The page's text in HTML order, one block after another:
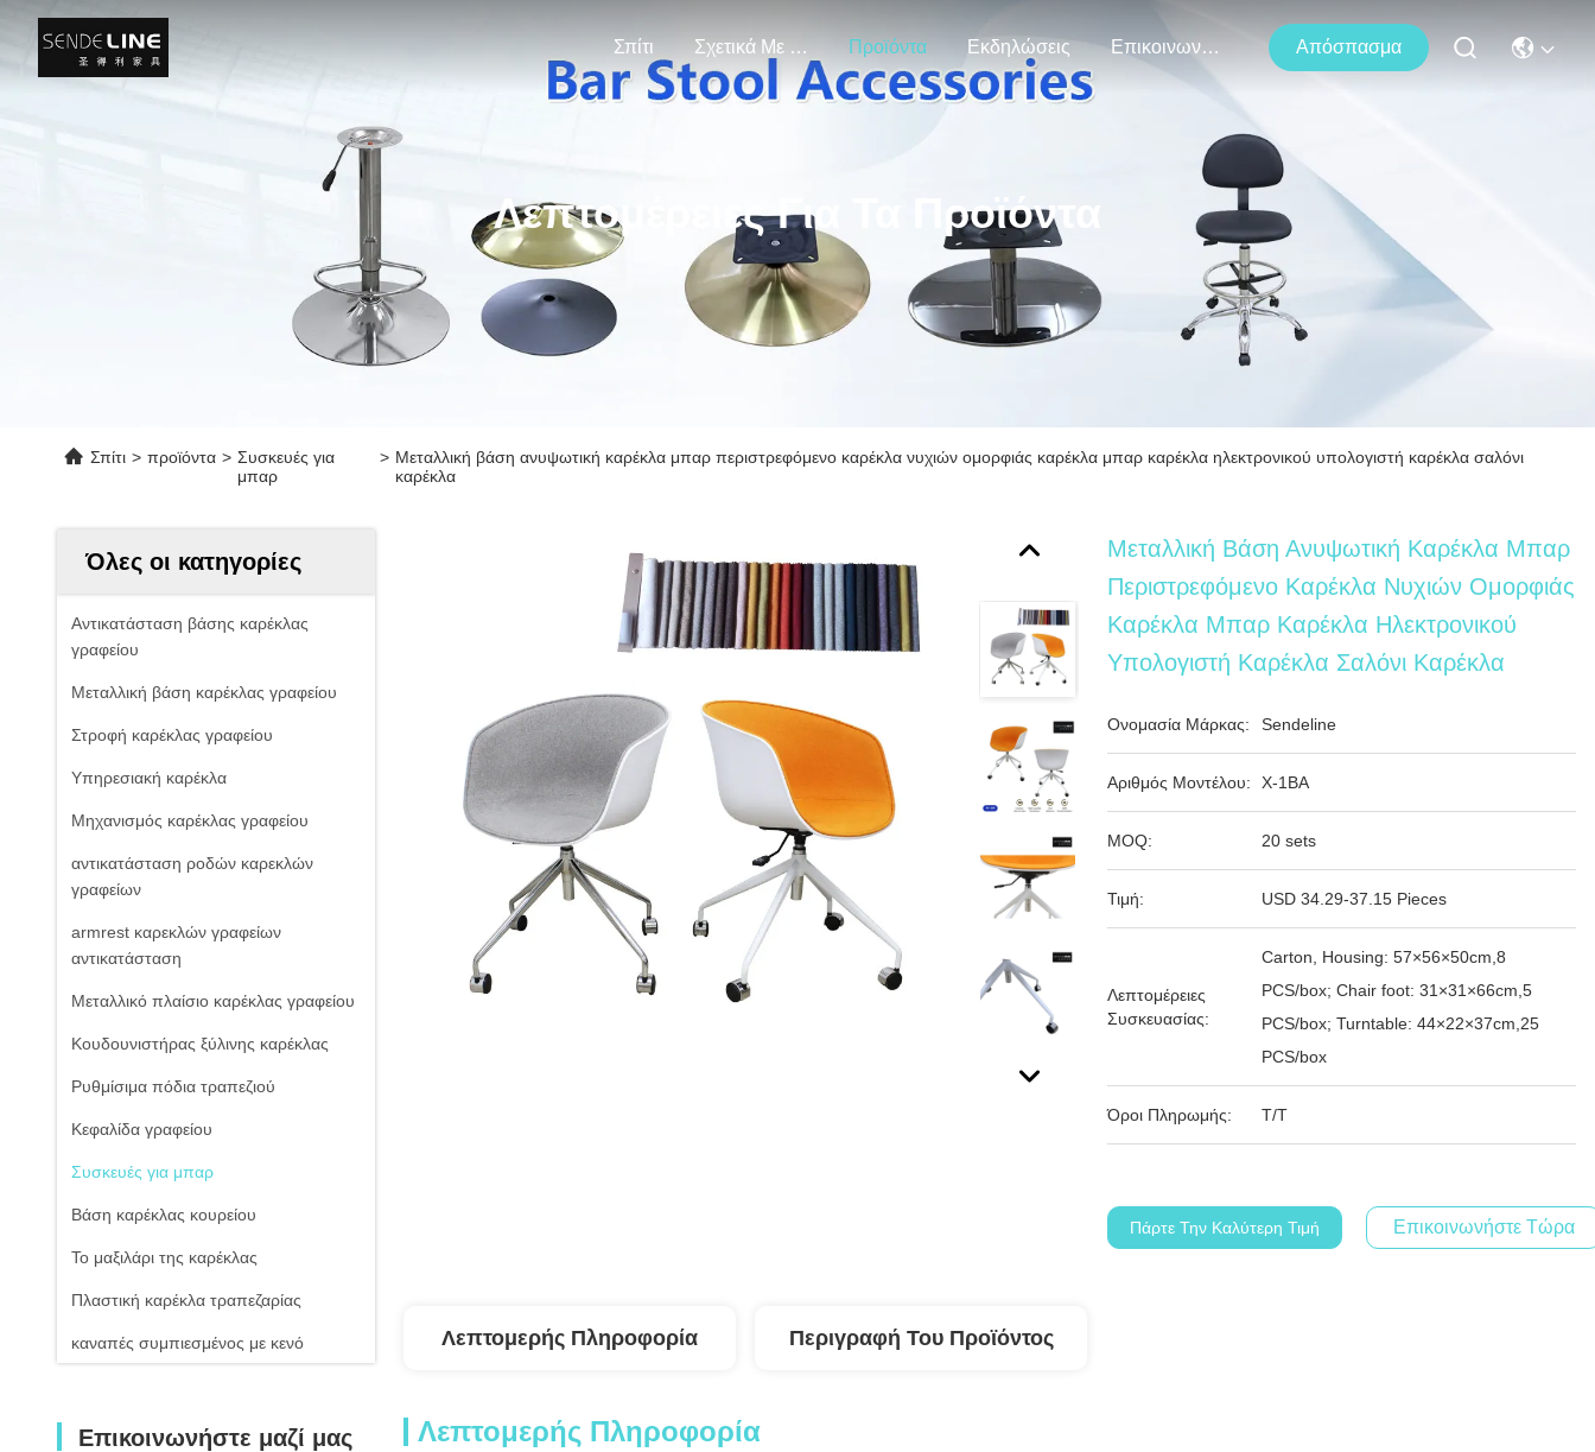
Σπίτι Σχετικά Με Εμάς Προϊόντα Εκδηλώσεις Επικοινωνήστε Μαζί Μας Απόσπασμα
Λεπτομέρειες Για Τα Προϊόντα
Σπίτι > προϊόντα > Συσκευές για
μπαρ
> Μεταλλική βάση ανυψωτική καρέκλα μπαρ περιστρεφόμενο καρέκλα νυχιών ομορφιάς καρέκλα μπαρ καρέκλα ηλεκτρονικού υπολογιστή καρέκλα σαλόνι
καρέκλα
Όλες οι κατηγορίες
Αντικατάσταση βάσης καρέκλας
γραφείου
Μεταλλική βάση καρέκλας γραφείου
Στροφή καρέκλας γραφείου
Υπηρεσιακή καρέκλα
Μηχανισμός καρέκλας γραφείου
αντικατάσταση ροδών καρεκλών
γραφείων
armrest καρεκλών γραφείων
αντικατάσταση
Μεταλλικό πλαίσιο καρέκλας γραφείου
Κουδουνιστήρας ξύλινης καρέκλας
Ρυθμίσιμα πόδια τραπεζιού
Κεφαλίδα γραφείου
Συσκευές για μπαρ
Βάση καρέκλας κουρείου
Το μαξιλάρι της καρέκλας
Πλαστική καρέκλα τραπεζαρίας
καναπές συμπιεσμένος με κενό
Επικοινωνήστε μαζί μας
Μεταλλική Βάση Ανυψωτική Καρέκλα Μπαρ
Περιστρεφόμενο Καρέκλα Νυχιών Ομορφιάς
Καρέκλα Μπαρ Καρέκλα Ηλεκτρονικού
Υπολογιστή Καρέκλα Σαλόνι Καρέκλα
Ονομασία Μάρκας: Sendeline
Αριθμός Μοντέλου: X-1BA
MOQ: 20 sets
Τιμή: USD 34.29-37.15 Pieces
Λεπτομέρειες
Συσκευασίας:
Carton, Housing: 57×56×50cm,8
PCS/box; Chair foot: 31×31×66cm,5
PCS/box; Turntable: 44×22×37cm,25
PCS/box
Όροι Πληρωμής: T/T
Πάρτε Την Καλύτερη Τιμή Επικοινωνήστε Τώρα
Λεπτομερής Πληροφορία Περιγραφή Του Προϊόντος
Λεπτομερής Πληροφορία